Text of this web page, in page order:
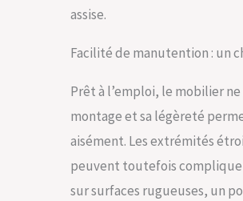
en
sans
les
assise.
Facilité de manutention : un
Prêt à l’emploi, le mobilier
montage et sa légèreté
aisément. Les extrémités
peuvent toutefois
sur surfaces rugueuses, un